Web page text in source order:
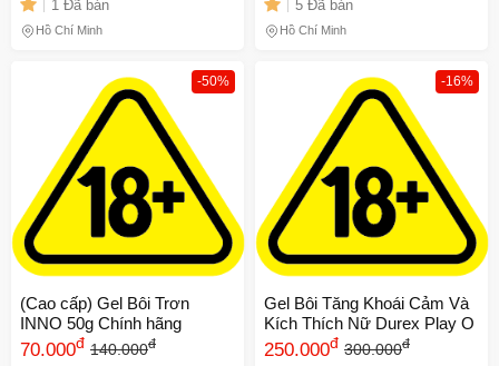
1 Đã bán
Hồ Chí Minh
5 Đã bán
Hồ Chí Minh
-50%
(Cao cấp) Gel Bôi Trơn
INNO 50g Chính hãng
70.000đ 140.000đ
-16%
Gel Bôi Tăng Khoái Cảm Và
Kích Thích Nữ Durex Play O
250.000đ 300.000đ